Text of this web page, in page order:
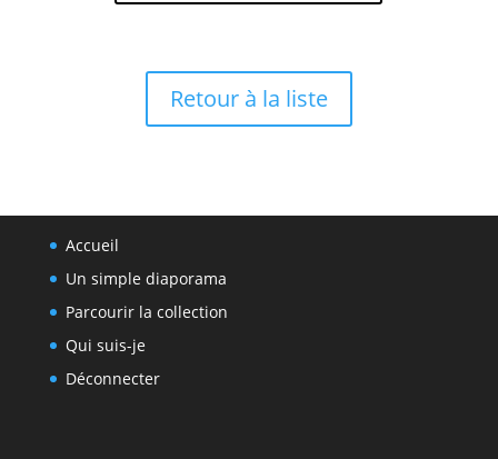
Retour à la liste
Accueil
Un simple diaporama
Parcourir la collection
Qui suis-je
Déconnecter